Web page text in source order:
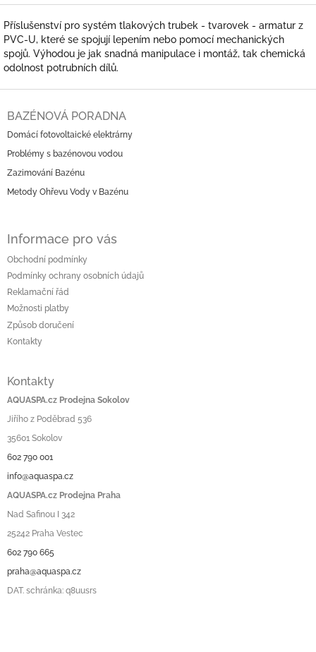
Příslušenství pro systém tlakových trubek - tvarovek - armatur z
PVC-U, které se spojují lepením nebo pomocí mechanických
spojů. Výhodou je jak snadná manipulace i montáž, tak chemická
odolnost potrubních dílů.
BAZÉNOVÁ PORADNA
Domácí fotovoltaické elektrárny
Problémy s bazénovou vodou
Zazimování Bazénu
Metody Ohřevu Vody v Bazénu
Informace pro vás
Obchodní podmínky
Podmínky ochrany osobních údajů
Reklamační řád
Možnosti platby
Způsob doručení
Kontakty
Kontakty
AQUASPA.cz Prodejna Sokolov
Jiřího z Poděbrad 536
35601 Sokolov
602 790 001
info@aquaspa.cz
AQUASPA.cz Prodejna Praha
Nad Safinou I 342
25242 Praha Vestec
602 790 665
praha@aquaspa.cz
DAT. schránka: q8uusrs